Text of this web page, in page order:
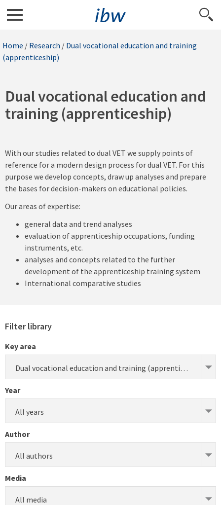
Home / Research / Dual vocational education and training
(apprenticeship)
Dual vocational education and
training (apprenticeship)
With our studies related to dual VET we supply points of
reference for a modern design process for dual VET. For this
purpose we develop concepts, draw up analyses and prepare
the bases for decision-makers on educational policies.
Our areas of expertise:
general data and trend analyses
evaluation of apprenticeship occupations, funding
instruments, etc.
analyses and concepts related to the further
development of the apprenticeship training system
International comparative studies
Filter library
Key area
Dual vocational education and training (apprenticeship) (research)
Year
All years
Author
All authors
Media
All media